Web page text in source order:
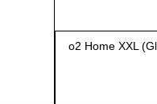
o2 Home XXL